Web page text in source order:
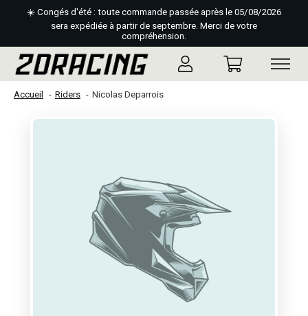
☀️ Congés d'été : toute commande passée après le 05/08/2026
sera expédiée à partir de septembre. Merci de votre
compréhension.
Accueil Riders Nicolas Deparrois